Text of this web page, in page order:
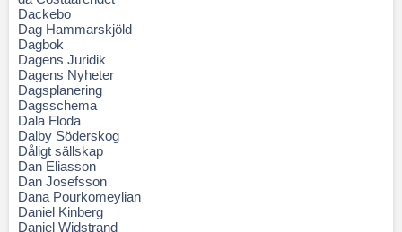
Dackebo
Dag Hammarskjöld
Dagbok
Dagens Juridik
Dagens Nyheter
Dagsplanering
Dagsschema
Dala Floda
Dalby Söderskog
Dåligt sällskap
Dan Eliasson
Dan Josefsson
Dana Pourkomeylian
Daniel Kinberg
Daniel Widstrand